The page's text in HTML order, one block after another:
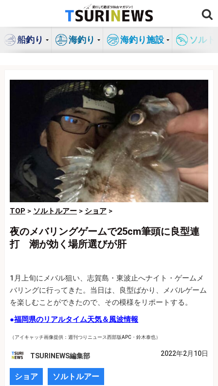
ン
船釣り 海釣り 海釣り施設 ソル
TOP > ソルトルアー > ショア >
夜のメバリングゲームで25cm筆頭に良型連
打 潮が効く場所選びが肝
1月上旬にメバル狙い、志賀島・東波止へナイト・ゲームメ
バリングに行ってきた。当日は、良型ばかり、メバルゲーム
を楽しむことができたので、その模様をリポートする。
●福岡県のリアルタイム天気＆風波情報
（アイキャッチ画像提供：週刊つりニュース西部版APC・鈴木泰也）
TSURINEWS編集部 2022年2月10日
ショア ソルトルアー